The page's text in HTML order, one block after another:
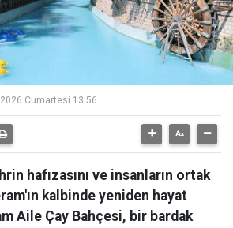
Cumartesi 13:56
hafızasını ve insanların ortak
kalbinde yeniden hayat
Aile Çay Bahçesi, bir bardak